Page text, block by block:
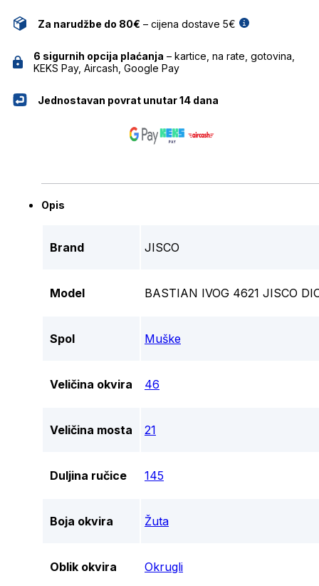
Za narudžbe do 80€ – cijena dostave 5€
6 sigurnih opcija plaćanja – kartice, na rate, gotovina,
KEKS Pay, Aircash, Google Pay
Jednostavan povrat unutar 14 dana
Opis
Brand JISCO
Model BASTIAN IVOG 4621 JISCO
Spol Muške
Veličina okvira 46
Veličina mosta 21
Duljina ručice 145
Boja okvira Žuta
Oblik okvira Okrugli